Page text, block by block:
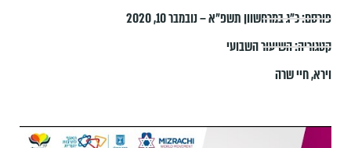
פורסם:כ״ג במרחשוון תשפ״א – נובמבר 10, 2020
קטגוריה:השיעור השבועי
וירא,חיי שרה